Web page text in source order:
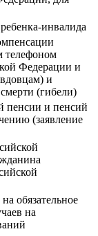
инвалида
телефоном
Федерации и
и
(гибели)
пенсии и пенсий
(заявление
обязательное
на